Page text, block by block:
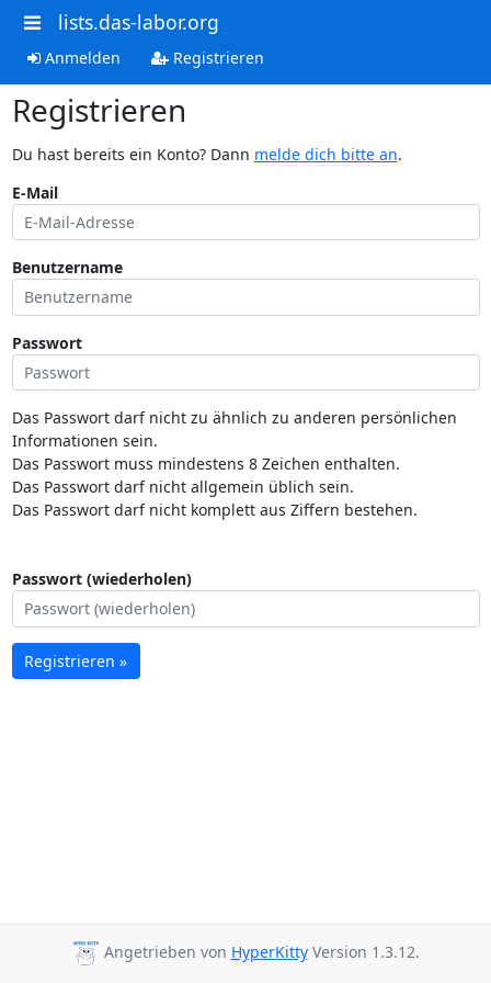
lists.das-labor.org
Anmelden Registrieren
Registrieren
Du hast bereits ein Konto? Dann melde dich bitte an.
E-Mail
Benutzername
Passwort
Das Passwort darf nicht zu ähnlich zu anderen persönlichen
Informationen sein.
Das Passwort muss mindestens 8 Zeichen enthalten.
Das Passwort darf nicht allgemein üblich sein.
Das Passwort darf nicht komplett aus Ziffern bestehen.
Passwort (wiederholen)
Registrieren »
Angetrieben von HyperKittyVersion 1.3.12.